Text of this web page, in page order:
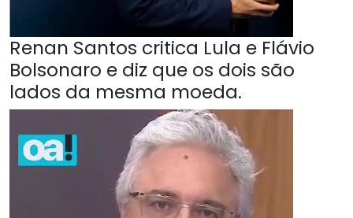
Renan Santos critica Lula e Flávio
Bolsonaro e diz que os dois são
lados da mesma moeda.